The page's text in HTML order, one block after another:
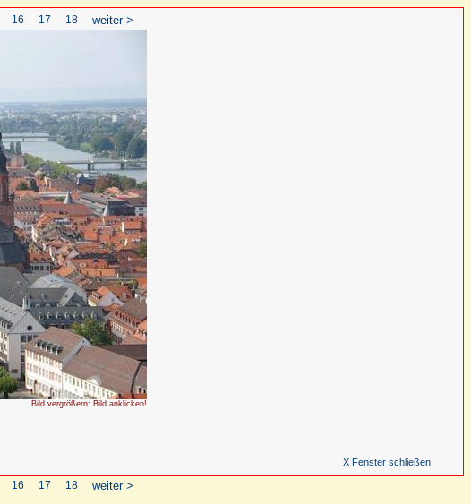
16 17 18 weiter >
Bild vergrößern: Bild anklicken!
X Fenster schließen
16 17 18 weiter >